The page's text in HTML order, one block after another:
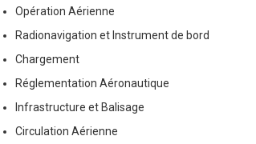
Opération Aérienne
Radionavigation et Instrument de bord
Chargement
Réglementation Aéronautique
Infrastructure et Balisage
Circulation Aérienne